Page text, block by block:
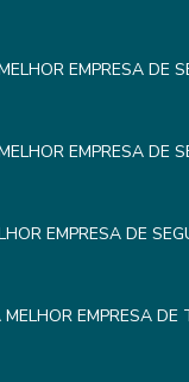
EMPRESA DE
EMPRESA DE
EMPRESA DE
EMPRESA